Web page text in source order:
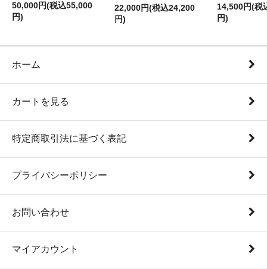
50,000円(税込55,000
円)
22,000円(税込24,200
円)
14,500円(税
円)
ホーム
カートを見る
特定商取引法に基づく表記
プライバシーポリシー
お問い合わせ
マイアカウント